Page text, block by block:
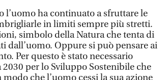
l’uomo ha continuato a sfruttare le
in limiti sempre più stretti.
simbolo della Natura che tenta di
dall’uomo. Oppure si può pensare ai
Per questo è stato necessario
2030 per lo Sviluppo Sostenibile che